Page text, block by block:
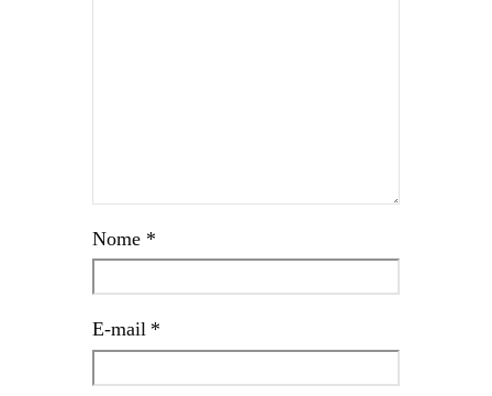
Nome *
E-mail *